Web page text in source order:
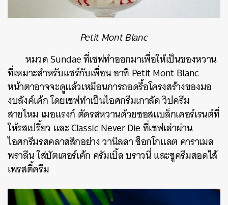
Petit Mont Blanc
หมวด Sundae ที่เชฟทำออกมาเพื่อให้เป็นของหวาน
ที่เหมาะสำหรับแชร์กับเพื่อน อาทิ Petit Mont Blanc
หน้าตาอาจจะดูแล้วเหมือนการถอดรื้อโครงสร้างของมอ
งบลังค์เค้ก โดยเชฟทำเป็นไอศกรีมเกาลัด วิปครีม
สายไหม เมอแรงก์ ตัดรสหวานด้วยซอสแบล็กเคอร์เรนต์ที่
ให้รสเปรี้ยว และ Classic Never Die ที่เชฟเล่าผ่าน
ไอศกรีมรสคลาสสิกอย่าง วานิลลา ช็อกโกแลต คาราเมล
พราลีน ใส่บัตเตอร์เค้ก ครัมเบิ้ล บราวนี่ และชูครีมสอดไส้
เพรสตี้ครีม